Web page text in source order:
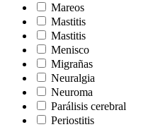
Mareos
Mastitis
Mastitis
Menisco
Migrañas
Neuralgia
Neuroma
Parálisis cerebral
Periostitis